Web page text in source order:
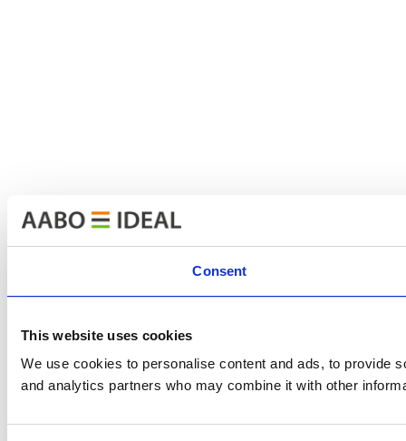
Consent
This website uses cookies
We use cookies to personalise content and ads, to provide
and analytics partners who may combine it with other